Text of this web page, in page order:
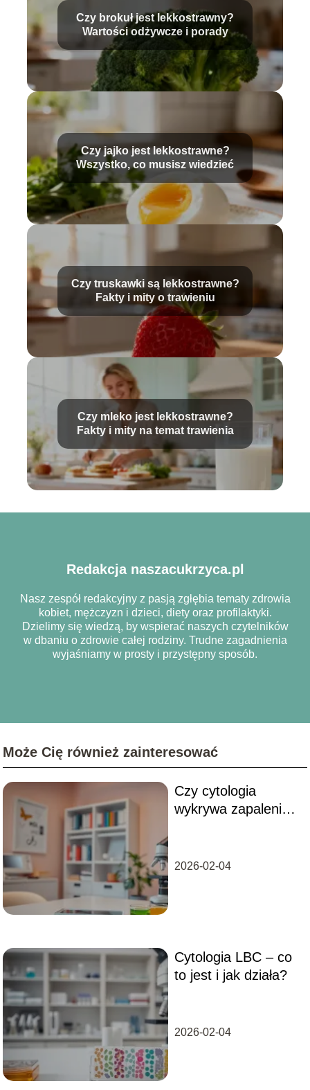
Czy brokuł jest lekkostrawny?
Wartości odżywcze i porady
Czy jajko jest lekkostrawne?
Wszystko, co musisz wiedzieć
Czy truskawki są lekkostrawne?
Fakty i mity o trawieniu
Czy mleko jest lekkostrawne?
Fakty i mity na temat trawienia
Redakcja naszacukrzyca.pl
Nasz zespół redakcyjny z pasją zgłębia tematy zdrowia
kobiet, mężczyzn i dzieci, diety oraz profilaktyki.
Dzielimy się wiedzą, by wspierać naszych czytelników
w dbaniu o zdrowie całej rodziny. Trudne zagadnienia
wyjaśniamy w prosty i przystępny sposób.
Może Cię również zainteresować
Czy cytologia
wykrywa zapalenie
pytania
2026-02-04
Cytologia LBC – co
to jest i jak działa?
2026-02-04